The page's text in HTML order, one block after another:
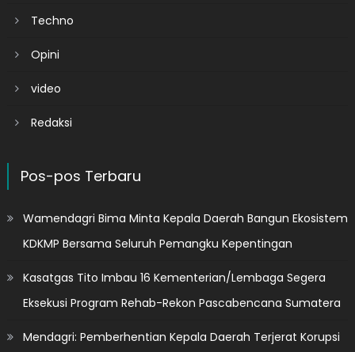
Techno
Opini
video
Redaksi
Pos-pos Terbaru
Wamendagri Bima Minta Kepala Daerah Bangun Ekosistem
KDKMP Bersama Seluruh Pemangku Kepentingan
Kasatgas Tito Imbau 16 Kementerian/Lembaga Segera
Eksekusi Program Rehab-Rekon Pascabencana Sumatera
Mendagri: Pemberhentian Kepala Daerah Terjerat Korupsi